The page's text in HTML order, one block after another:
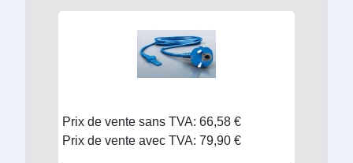
Prix de vente sans TVA: 66,58 €
Prix de vente avec TVA: 79,90 €